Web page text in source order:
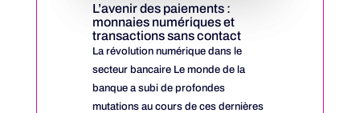
L’avenir des paiements :
monnaies numériques et
transactions sans contact
La révolution numérique dans le
secteur bancaire Le monde de la
banque a subi de profondes
mutations au cours de ces dernières